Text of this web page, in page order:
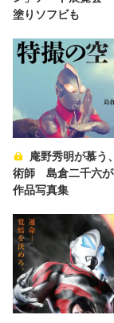
塗りソフビも
庵野秀明が慕う
術師 島倉二千六が
作品写真集